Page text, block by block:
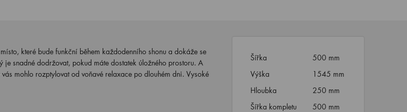
které bude funkční během každodenního shonu a dokáže se
snadné dodržovat, pokud máte dostatek úložného prostoru. A
mohlo rozptylovat od voňavé relaxace po dlouhém dni. Vysoké
Šířka
500 mm
Výška
1545 mm
Hloubka
250 mm
Šířka kompletu
500 mm